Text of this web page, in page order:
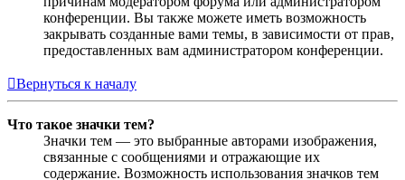
конференции. Вы также можете иметь возможность
закрывать созданные вами темы, в зависимости от прав,
предоставленных вам администратором конференции.
Вернуться к началу
Что такое значки тем?
Значки тем — это выбранные авторами изображения,
связанные с сообщениями и отражающие их
содержание. Возможность использования значков тем